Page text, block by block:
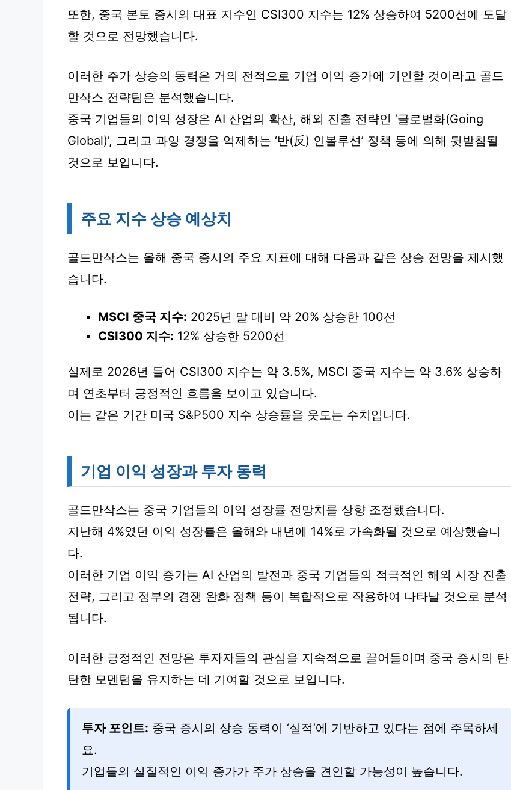
또한, 중국 본토 증시의 대표 지수인 CSI300 지수는 12% 상승하여 5200선에 도달
할 것으로 전망했습니다.
이러한 주가 상승의 동력은 거의 전적으로 기업 이익 증가에 기인할 것이라고 골드
만삭스 전략팀은 분석했습니다.
중국 기업들의 이익 성장은 AI 산업의 확산, 해외 진출 전략인 ‘글로벌화(Going
Global)’, 그리고 과잉 경쟁을 억제하는 ‘반(反) 인볼루션’ 정책 등에 의해 뒷받침될
것으로 보입니다.
주요 지수 상승 예상치
골드만삭스는 올해 중국 증시의 주요 지표에 대해 다음과 같은 상승 전망을 제시했
습니다.
MSCI 중국 지수: 2025년 말 대비 약 20% 상승한 100선
CSI300 지수: 12% 상승한 5200선
실제로 2026년 들어 CSI300 지수는 약 3.5%, MSCI 중국 지수는 약 3.6% 상승하
며 연초부터 긍정적인 흐름을 보이고 있습니다.
이는 같은 기간 미국 S&P500 지수 상승률을 웃도는 수치입니다.
기업 이익 성장과 투자 동력
골드만삭스는 중국 기업들의 이익 성장률 전망치를 상향 조정했습니다.
지난해 4%였던 이익 성장률은 올해와 내년에 14%로 가속화될 것으로 예상했습니
다.
이러한 기업 이익 증가는 AI 산업의 발전과 중국 기업들의 적극적인 해외 시장 진출
전략, 그리고 정부의 경쟁 완화 정책 등이 복합적으로 작용하여 나타날 것으로 분석
됩니다.
이러한 긍정적인 전망은 투자자들의 관심을 지속적으로 끌어들이며 중국 증시의 탄
탄한 모멘텀을 유지하는 데 기여할 것으로 보입니다.
투자 포인트: 중국 증시의 상승 동력이 ‘실적’에 기반하고 있다는 점에 주목하세
요.
기업들의 실질적인 이익 증가가 주가 상승을 견인할 가능성이 높습니다.